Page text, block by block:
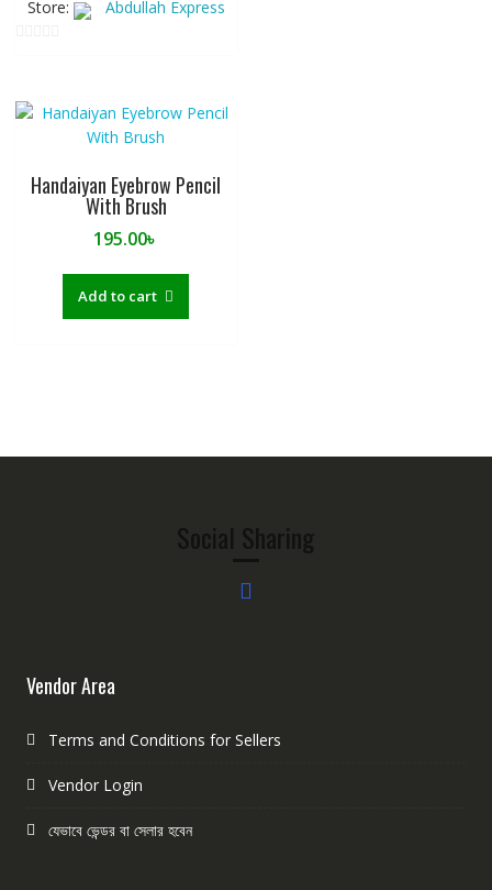
Store: Abdullah Express
u
Handaiyan Eyebrow Pencil
With Brush
195.00৳
Add to cart
Social Sharing
Vendor Area
Terms and Conditions for Sellers
Vendor Login
যেভাবে ভেন্ডর বা সেলার হবেন